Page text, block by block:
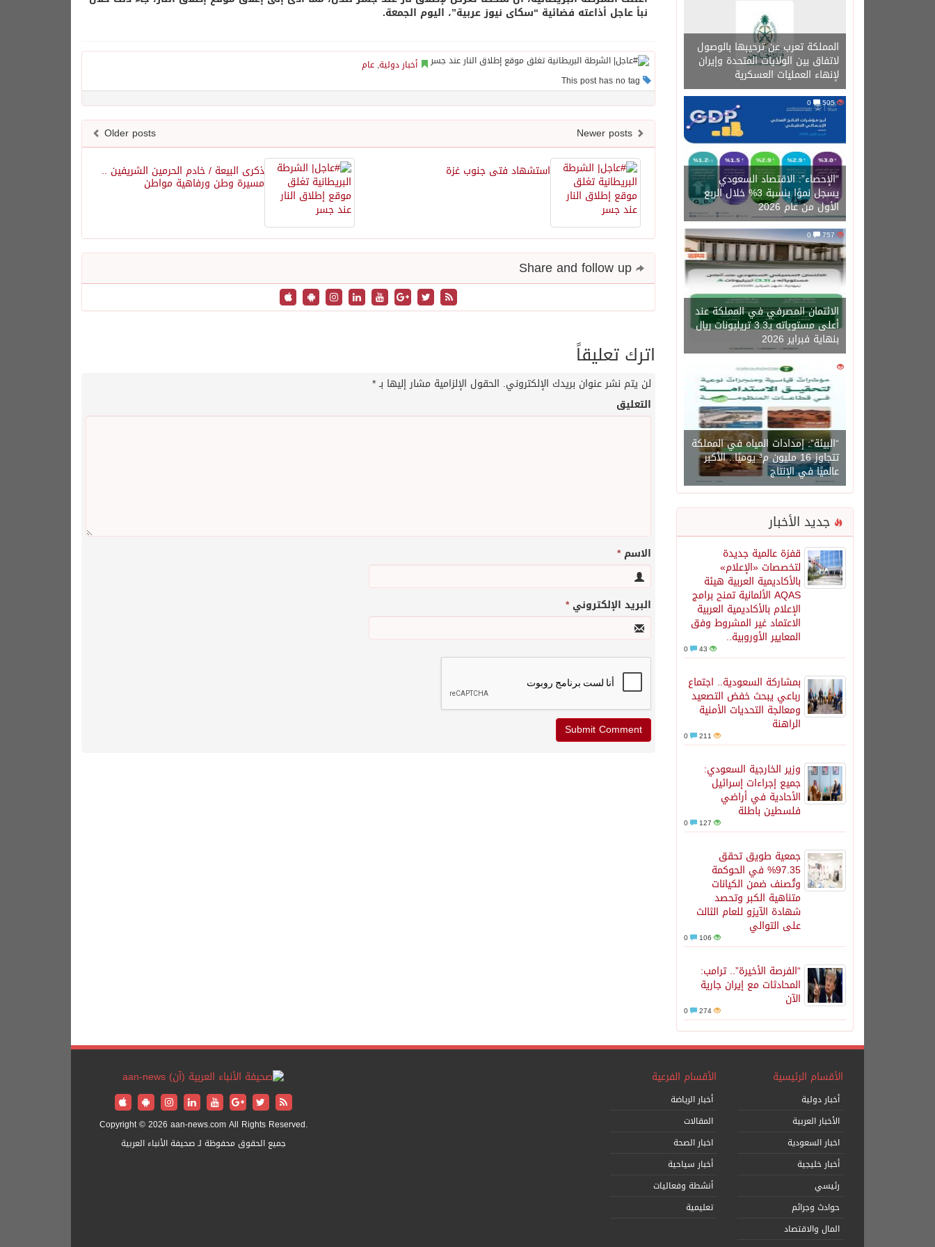
المملكة تعرب عن ترحيبها بالوصول
لاتفاق بين الولايات المتحدة وإيران
لإنهاء العمليات العسكرية
505
“الإحصاء”: الاقتصاد السعودي
يسجل نموًا بنسبة 3% خلال الربع
الأول من عام 2026
757
0
الائتمان المصرفي في المملكة عند
أعلى مستوياته بـ3.3 تريليونات ريال
بنهاية فبراير 2026
1450
“البيئة”: إمدادات المياه في المملكة
تتجاوز 16 مليون م³ يوميًا.. الأكبر
عالميًا في الإنتاج
جديد الأخبار
قفزة عالمية جديدة
لتخصصات «الإعلام»
بالأكاديمية العربية هيئة
AQAS الألمانية تمنح برامج
الإعلام بالأكاديمية العربية
الاعتماد غير المشروط وفق
المعايير الأوروبية..
43
بمشاركة السعودية.. اجتماع
رباعي يبحث خفض التصعيد
ومعالجة التحديات الأمنية
الراهنة
211
وزير الخارجية السعودي:
جميع إجراءات إسرائيل
الأحادية في أراضي
فلسطين باطلة
127
جمعية طويق تحقق
97.35% في الحوكمة
وتُصنف ضمن الكيانات
متناهية الكبر وتحصد
شهادة الآيزو للعام الثالث
على التوالي
106
“الفرصة الأخيرة”.. ترامب:
المحادثات مع إيران جارية
الآن
274
نبأ عاجل أذاعته فضائية “سكاى نيوز عربية”، اليوم الجمعة.
أخبار دولية, عام
Older posts
ذكرى البيعة / خادم الحرمين الشريفين ..
مسيرة وطن ورفاهية مواطن
استشهاد فتى جنوب غزة
اترك تعليقاً
لن يتم نشر عنوان بريدك الإلكتروني. الحقول الإلزامية مشار إليها بـ*
التعليق
الاسم*
البريد الإلكتروني*
الأقسام الرئيسية
أخبار دولية
الأخبار العربية
اخبار السعودية
أخبار خليجية
رئيسي
حوادث وجرائم
المال والاقتصاد
الأقسام الفرعية
أخبار الرياضة
المقالات
اخبار الصحة
أخبار سياحية
أنشطة وفعاليات
تعليمية
Copyright © 2026 aan-news.com All Rights Reserved.
جميع الحقوق محفوظة لـ صحيفة الأنباء العربية